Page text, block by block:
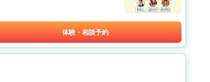
体験・相談予約